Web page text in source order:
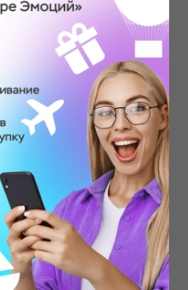
безопасности
квадроцикле, если это
с остановками для фото
адреналинового отдыха